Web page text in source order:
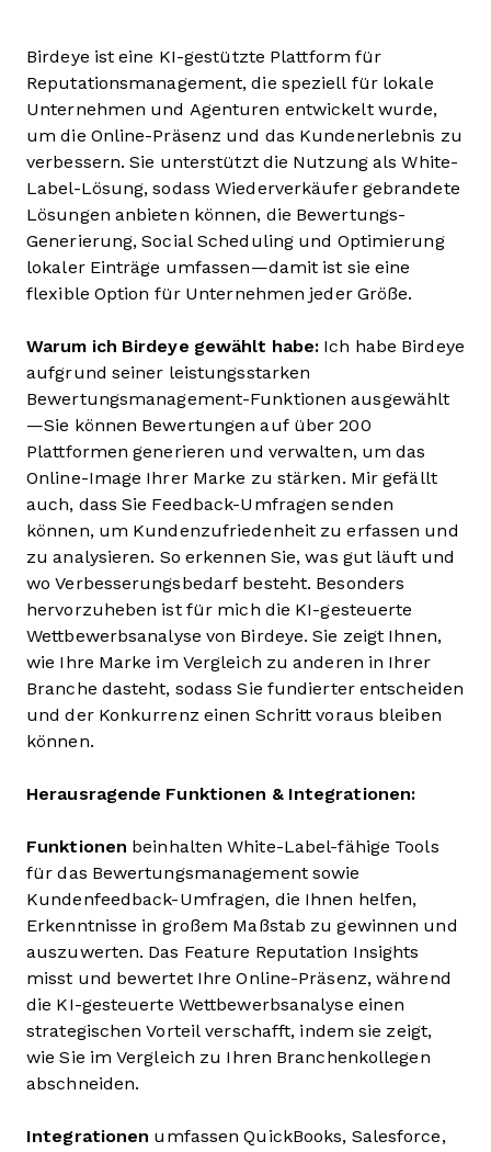
Birdeye ist eine KI-gestützte Plattform für
Reputationsmanagement, die speziell für lokale
Unternehmen und Agenturen entwickelt wurde,
um die Online-Präsenz und das Kundenerlebnis zu
verbessern. Sie unterstützt die Nutzung als White-
Label-Lösung, sodass Wiederverkäufer gebrandete
Lösungen anbieten können, die Bewertungs-
Generierung, Social Scheduling und Optimierung
lokaler Einträge umfassen—damit ist sie eine
flexible Option für Unternehmen jeder Größe.
Warum ich Birdeye gewählt habe: Ich habe Birdeye
aufgrund seiner leistungsstarken
Bewertungsmanagement-Funktionen ausgewählt
—Sie können Bewertungen auf über 200
Plattformen generieren und verwalten, um das
Online-Image Ihrer Marke zu stärken. Mir gefällt
auch, dass Sie Feedback-Umfragen senden
können, um Kundenzufriedenheit zu erfassen und
zu analysieren. So erkennen Sie, was gut läuft und
wo Verbesserungsbedarf besteht. Besonders
hervorzuheben ist für mich die KI-gesteuerte
Wettbewerbsanalyse von Birdeye. Sie zeigt Ihnen,
wie Ihre Marke im Vergleich zu anderen in Ihrer
Branche dasteht, sodass Sie fundierter entscheiden
und der Konkurrenz einen Schritt voraus bleiben
können.
Herausragende Funktionen & Integrationen:
Funktionen beinhalten White-Label-fähige Tools
für das Bewertungsmanagement sowie
Kundenfeedback-Umfragen, die Ihnen helfen,
Erkenntnisse in großem Maßstab zu gewinnen und
auszuwerten. Das Feature Reputation Insights
misst und bewertet Ihre Online-Präsenz, während
die KI-gesteuerte Wettbewerbsanalyse einen
strategischen Vorteil verschafft, indem sie zeigt,
wie Sie im Vergleich zu Ihren Branchenkollegen
abschneiden.
Integrationen umfassen QuickBooks, Salesforce,